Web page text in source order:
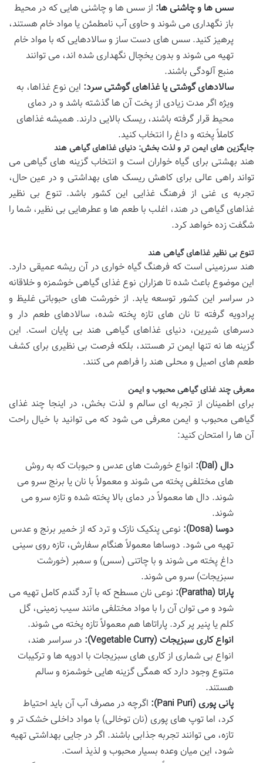
سس ها و چاشنی ها: از سس ها و چاشنی هایی که در محیط
باز نگهداری می شوند و حاوی آب نامطمئن یا مواد خام هستند،
پرهیز کنید. سس های دست ساز و سالادهایی که با مواد خام
تهیه می شوند و بدون یخچال نگهداری شده اند، می توانند
منبع آلودگی باشند.
سالادهای گوشتی یا غذاهای گوشتی سرد: این نوع غذاها، به
ویژه اگر مدت زیادی از پخت آن ها گذشته باشد و در دمای
محیط قرار گرفته باشند، ریسک بالایی دارند. همیشه غذاهای
کاملاً پخته و داغ را انتخاب کنید.
جایگزین های ایمن تر و لذت بخش: دنیای غذاهای گیاهی هند
هند بهشتی برای گیاه خواران است و انتخاب گزینه های گیاهی می
تواند راهی عالی برای کاهش ریسک های بهداشتی و در عین حال،
تجربه ی غنی از فرهنگ غذایی این کشور باشد. تنوع بی نظیر
غذاهای گیاهی در هند، اغلب با طعم ها و عطرهایی بی نظیر، شما را
شگفت زده خواهد کرد.
تنوع بی نظیر غذاهای گیاهی هند
هند سرزمینی است که فرهنگ گیاه خواری در آن ریشه عمیقی دارد.
این موضوع باعث شده تا هزاران نوع غذای گیاهی خوشمزه و خلاقانه
در سراسر این کشور توسعه یابد. از خورشت های حبوباتی غلیظ و
پرادویه گرفته تا نان های تازه پخته شده، سالادهای طعم دار و
دسرهای شیرین، دنیای غذاهای گیاهی هند بی پایان است. این
گزینه ها نه تنها ایمن تر هستند، بلکه فرصت بی نظیری برای کشف
طعم های اصیل و محلی هند را فراهم می کنند.
معرفی چند غذای گیاهی محبوب و ایمن
برای اطمینان از تجربه ای سالم و لذت بخش، در اینجا چند غذای
گیاهی محبوب و ایمن معرفی می شود که می توانید با خیال راحت
آن ها را امتحان کنید:
دال (Dal):
انواع خورشت های عدس و حبوبات که به روش
های مختلفی پخته می شوند و معمولاً با نان یا برنج سرو می
شوند. دال ها معمولاً در دمای بالا پخته شده و تازه سرو می
شوند.
دوسا (Dosa):
نوعی پنکیک نازک و ترد که از خمیر برنج و عدس
تهیه می شود. دوساها معمولاً هنگام سفارش، تازه روی سینی
داغ پخته می شوند و با چاتنی (سس) و سمبر (خورشت
سبزیجات) سرو می شوند.
پاراتا (Paratha):
نوعی نان مسطح که با آرد گندم کامل تهیه می
شود و می توان آن را با مواد مختلفی مانند سیب زمینی، گل
کلم یا پنیر پر کرد. پاراتاها هم معمولاً تازه پخته می شوند.
انواع کاری سبزیجات (Vegetable Curry):
در سراسر هند،
انواع بی شماری از کاری های سبزیجات با ادویه ها و ترکیبات
متنوع وجود دارد که همگی گزینه هایی خوشمزه و سالم
هستند.
پانی پوری (Pani Puri):
اگرچه در مصرف آب آن باید احتیاط
کرد، اما توپ های پوری (نان توخالی) با مواد داخلی خشک تر و
تازه، می توانند تجربه جذابی باشند. اگر در جایی بهداشتی تهیه
شود، این میان وعده بسیار محبوب و لذیذ است.